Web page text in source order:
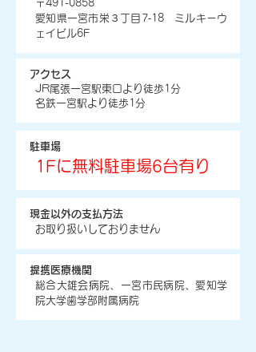
〒491-0858
愛知県一宮市栄３丁目7‐18 ミルキーウ
ェイビル6F
アクセス
JR尾張一宮駅東口より徒歩1分
名鉄一宮駅より徒歩1分
​駐車場
1Fに無料駐車場6台有り
現金以外の支払方法
お取り扱いしておりません
提携医療機関
総合大雄会病院、一宮市民病院、愛知学
院大学歯学部附属病院